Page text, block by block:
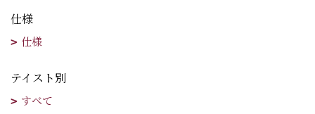
仕様
仕様
テイスト別
すべて